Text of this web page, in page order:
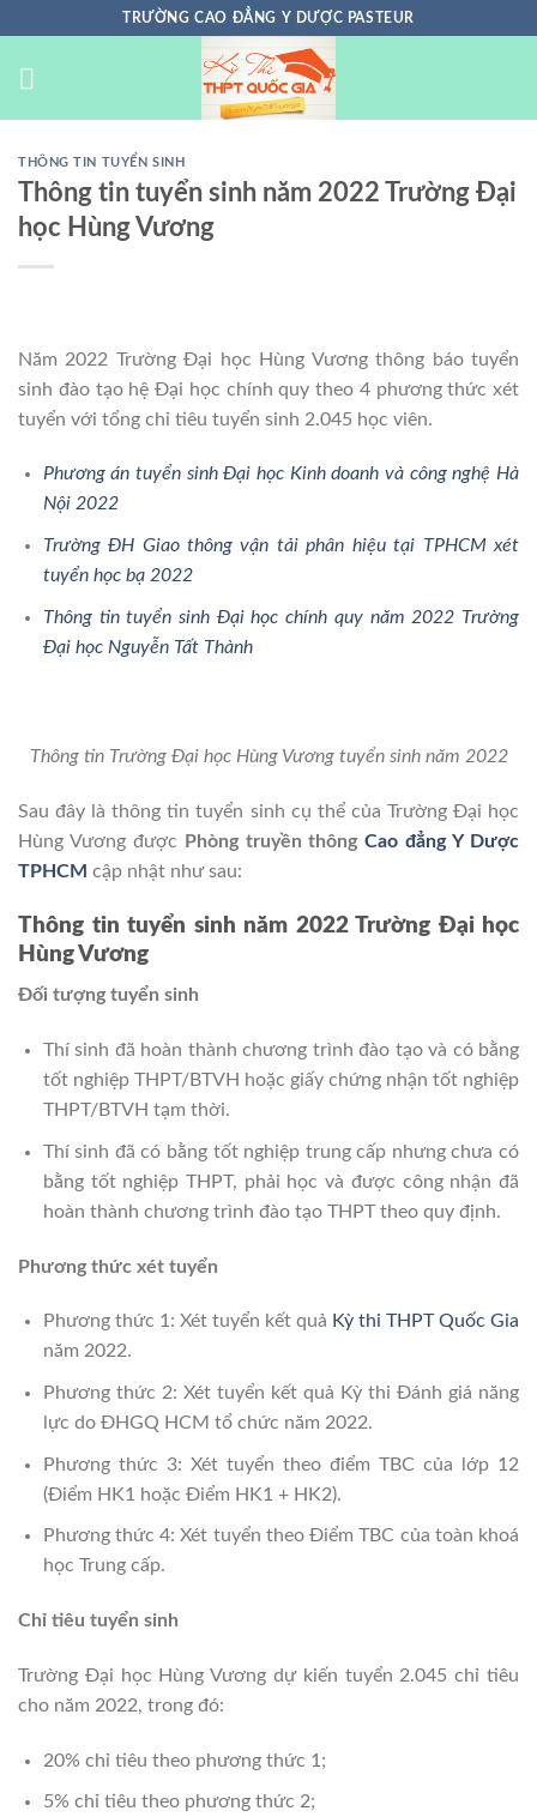
nội
TRƯỜNG CAO ĐẲNG Y DƯỢC PASTEUR
THÔNG TIN TUYỂN SINH
Thông tin tuyển sinh năm 2022 Trường Đại
học Hùng Vương
Năm 2022 Trường Đại học Hùng Vương thông báo tuyển
sinh đào tạo hệ Đại học chính quy theo 4 phương thức xét
tuyển với tổng chỉ tiêu tuyển sinh 2.045 học viên.
Phương án tuyển sinh Đại học Kinh doanh và công nghệ Hà
Nội 2022
Trường ĐH Giao thông vận tải phân hiệu tại TPHCM xét
tuyển học bạ 2022
Thông tin tuyển sinh Đại học chính quy năm 2022 Trường
Đại học Nguyễn Tất Thành
Thông tin Trường Đại học Hùng Vương tuyển sinh năm 2022
Sau đây là thông tin tuyển sinh cụ thể của Trường Đại học
Hùng Vương được
Phòng truyền thôngCao đẳng Y Dược
TPHCM cập nhật như sau:
Thông tin tuyển sinh năm 2022 Trường Đại học
Hùng Vương
Đối tượng tuyển sinh
Thí sinh đã hoàn thành chương trình đào tạo và có bằng
tốt nghiệp THPT/BTVH hoặc giấy chứng nhận tốt nghiệp
THPT/BTVH tạm thời.
Thí sinh đã có bằng tốt nghiệp trung cấp nhưng chưa có
bằng tốt nghiệp THPT, phải học và được công nhận đã
hoàn thành chương trình đào tạo THPT theo quy định.
Phương thức xét tuyển
Phương thức 1: Xét tuyển kết quả Kỳ thi THPT Quốc Gia
năm 2022.
Phương thức 2: Xét tuyển kết quả Kỳ thi Đánh giá năng
lực do ĐHGQ HCM tổ chức năm 2022.
Phương thức 3: Xét tuyển theo điểm TBC của lớp 12
(Điểm HK1 hoặc Điểm HK1 + HK2).
Phương thức 4: Xét tuyển theo Điểm TBC của toàn khoá
học Trung cấp.
Chỉ tiêu tuyển sinh
Trường Đại học Hùng Vương dự kiến tuyển 2.045 chỉ tiêu
cho năm 2022, trong đó:
20% chỉ tiêu theo phương thức 1;
5% chỉ tiêu theo phương thức 2;